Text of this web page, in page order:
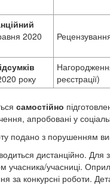
2020
року
реєстрації)
самостійно
апробовані у
подано з порушенням
дистанційно. Для
учасниці.
за конкурсні роботи.